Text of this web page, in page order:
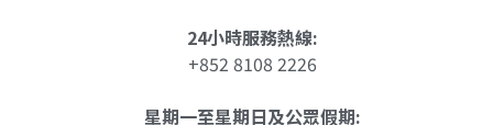
24小時服務熱線:
+852 8108 2226
星期一至星期日及公眾假期: